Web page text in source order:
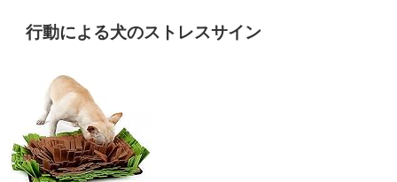
行動による犬のストレスサイン